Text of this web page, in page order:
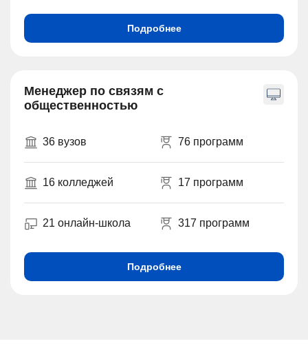
Подробнее
Менеджер по связям с
общественностью
36 вузов 76 программ
16 колледжей 17 программ
21 онлайн-школа 317 программ
Подробнее